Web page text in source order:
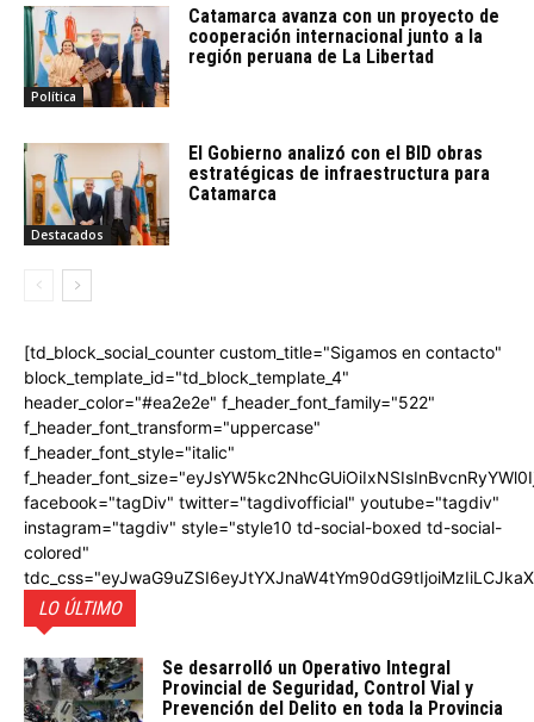
Política
Catamarca avanza con un proyecto de
cooperación internacional junto a la
región peruana de La Libertad
Destacados
El Gobierno analizó con el BID obras
estratégicas de infraestructura para
Catamarca
[td_block_social_counter custom_title="Sigamos en contacto"
block_template_id="td_block_template_4"
header_color="#ea2e2e" f_header_font_family="522"
f_header_font_transform="uppercase"
f_header_font_style="italic"
facebook="tagDiv" twitter="tagdivofficial" youtube="tagdiv"
instagram="tagdiv" style="style10 td-social-boxed td-social-
colored"
LO ÚLTIMO
Se desarrolló un Operativo Integral
Provincial de Seguridad, Control Vial y
Prevención del Delito en toda la Provincia